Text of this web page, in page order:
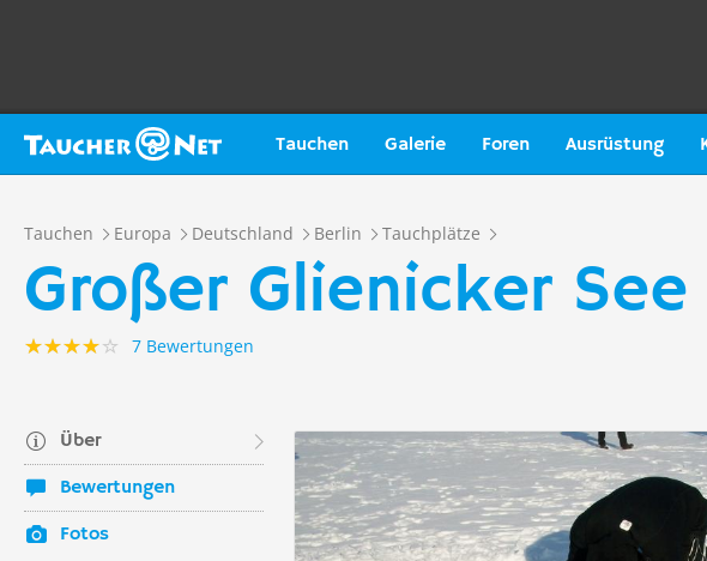
Tauchen Galerie Foren Ausrüstung
Tauchen Europa Deutschland Berlin Tauchplätze
Großer Glienicker See
7 Bewertungen
Über
Bewertungen
Fotos